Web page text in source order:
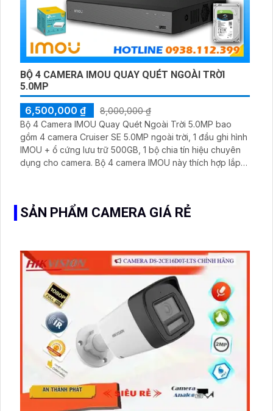
BỘ 4 CAMERA IMOU QUAY QUÉT NGOÀI TRỜI
5.0MP
6,500,000 ₫
8,000,000 ₫
Bộ 4 Camera IMOU Quay Quét Ngoài Trời 5.0MP bao
gồm 4 camera Cruiser SE 5.0MP ngoài trời, 1 đầu ghi hình
IMOU + ổ cứng lưu trữ 500GB, 1 bộ chia tín hiệu chuyên
dụng cho camera. Bộ 4 camera IMOU này thích hợp lắp
SẢN PHẨM CAMERA GIÁ RẺ